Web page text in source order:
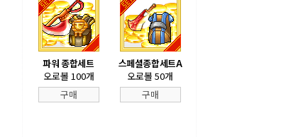
파워 종합세트
오로볼 100개
구매
스페셜종합세트A
오로볼 50개
구매